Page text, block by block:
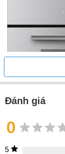
Đánh giá
0
5